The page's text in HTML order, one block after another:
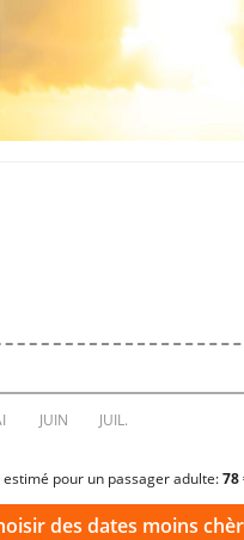
estimé pour un passager adulte:78
des dates moins